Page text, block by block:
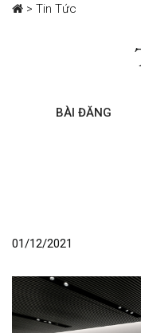
> Tin Tức
BÀI ĐĂNG
01/12/2021